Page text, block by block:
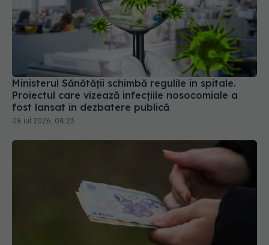
Ministerul Sănătății schimbă regulile în spitale.
Proiectul care vizează infecțiile nosocomiale a
fost lansat în dezbatere publică
08 iul 2026, 08:23